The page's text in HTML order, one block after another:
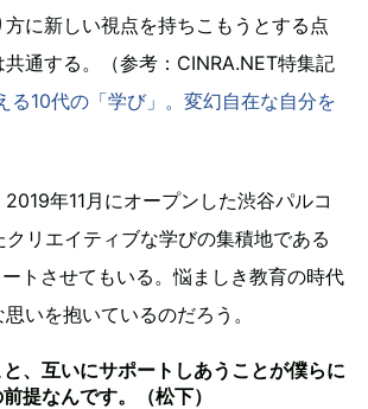
方に新しい視点を持ちこもうとする点
通する。（参考：CINRA.NET特集記
る10代の「学び」。変幻自在な自分を
年11月にオープンした渋谷パルコ
クリエイティブな学びの集積地である
ートさせてもいる。悩ましき教育の時代
いを抱いているのだろう。
、互いにサポートしあうことが僕らに
提なんです。（松下）